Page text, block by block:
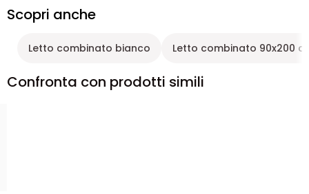
Scopri anche
Letto combinato bianco Letto combinato 90x200
Confronta con prodotti simili